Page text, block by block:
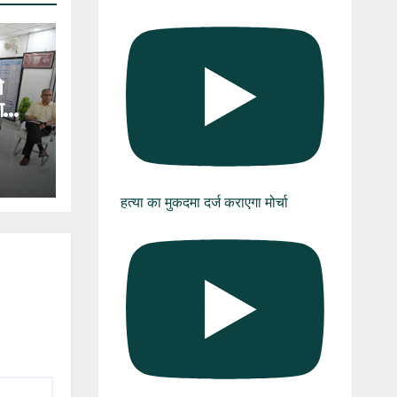
हत्या का मुकदमा दर्ज कराएगा मोर्चा